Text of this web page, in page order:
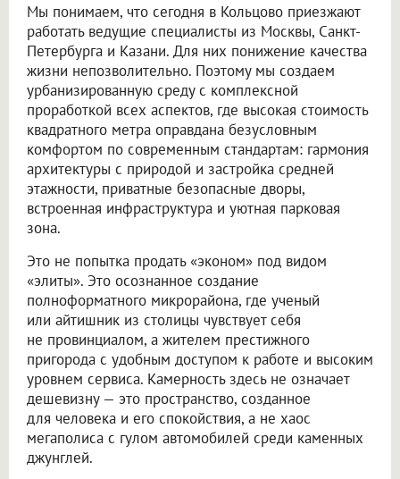
Мы понимаем, что сегодня в Кольцово приезжают
работать ведущие специалисты из Москвы, Санкт-
Петербурга и Казани. Для них понижение качества
жизни непозволительно. Поэтому мы создаем
урбанизированную среду с комплексной
проработкой всех аспектов, где высокая стоимость
квадратного метра оправдана безусловным
комфортом по современным стандартам: гармония
архитектуры с природой и застройка средней
этажности, приватные безопасные дворы,
встроенная инфраструктура и уютная парковая
зона.
Это не попытка продать «эконом» под видом
«элиты». Это осознанное создание
полноформатного микрорайона, где ученый
или айтишник из столицы чувствует себя
не провинциалом, а жителем престижного
пригорода с удобным доступом к работе и высоким
уровнем сервиса. Камерность здесь не означает
дешевизну — это пространство, созданное
для человека и его спокойствия, а не хаос
мегаполиса с гулом автомобилей среди каменных
джунглей.